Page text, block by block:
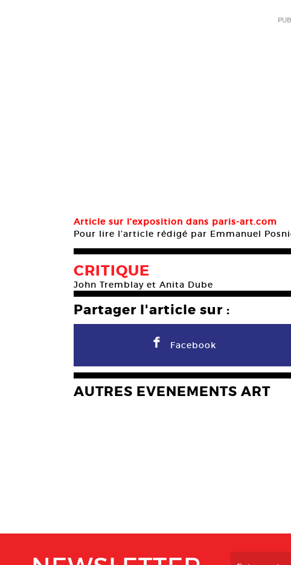
Article sur l’exposition dans paris-art.com
Pour lire l’article rédigé par Emmanuel
CRITIQUE
John Tremblay et Anita Dube
Partager l'article sur :
F Facebook
AUTRES EVENEMENTS ART